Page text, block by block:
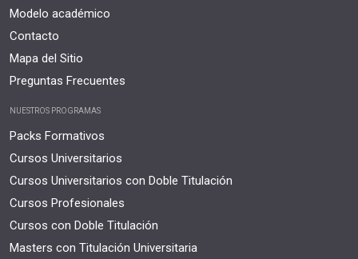
Modelo académico
Contacto
Mapa del Sitio
Preguntas Frecuentes
NUESTROS PROGRAMAS
Packs Formativos
Cursos Universitarios
Cursos Universitarios con Doble Titulación
Cursos Profesionales
Cursos con Doble Titulación
Masters con Titulación Universitaria